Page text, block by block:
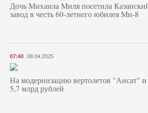
Дочь Михаила Миля посетила
завод в честь 60-летнего юбилея Ми-8
07:40 08.04.2025
На модернизацию вертолетов "Ансат"
5,7 млрд рублей